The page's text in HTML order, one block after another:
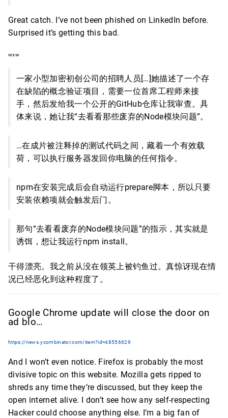
Great catch. I’ve not been phished on LinkedIn before.
Surprised it’s getting this bad.
wxw
一家小型加密初创公司的招聘人员[…]她描述了一个存
在缺陷的概念验证项目，需要一位首席工程师来接
手，然后发给我一个公开的GitHub仓库让我审查。具
体来说，她让我“去看看那些废弃的Node模块问题”。
…在成片被注释掉的测试代码之间，藏着一个有效载
荷，可以执行服务器发回你电脑的任何指令。
npm在安装完成后会自动运行prepare脚本，所以只要
安装依赖项就会触发后门。
那句“去看看废弃的Node模块问题”的指示，其实就是
诱饵，想让我运行npm install。
干得漂亮。我之前从没在领英上被钓鱼过。真惊讶现在情
况已经恶化到这种程度了。
Google Chrome update will close the door on
ad blo…
https://news.ycombinator.com/item?id=48556629
And I won’t even notice. Firefox is probably the most
divisive topic on this website. Mozilla gets ripped to
shreds any time they’re discussed, but they keep the
open internet alive. I don’t see how any self-respecting
Hacker could choose anything else. I’m a big fan of